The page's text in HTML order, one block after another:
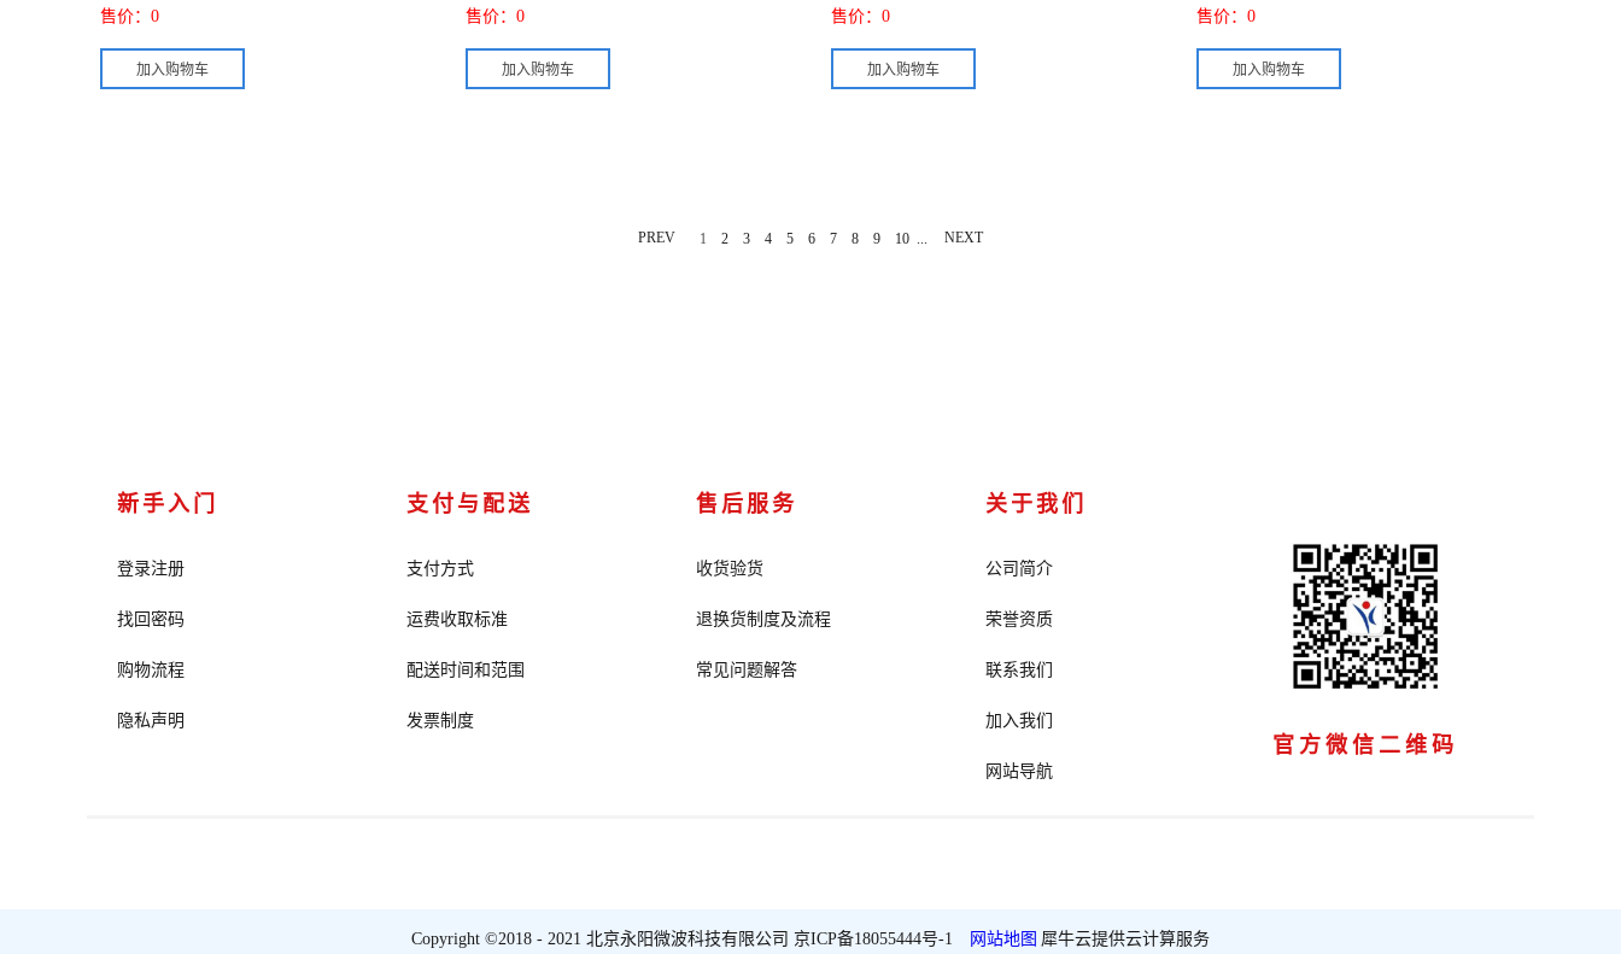
售价： 0 售价： 0 售价： 0 售价： 0
PREV 1 2 3 4 5 6 7 8 9 10 NEXT
新手入门
登录注册
找回密码
购物流程
隐私声明
支付与配送
支付方式
运费收取标准
配送时间和范围
发票制度
售后服务
收货验货
退换货制度及流程
常见问题解答
关于我们
公司简介
荣誉资质
联系我们
加入我们
网站导航
官方微信二维码
Copyright ©2018 - 2021 北京永阳微波科技有限公司 京ICP备18055444号-1 网站地图 犀牛云提供云计算服务